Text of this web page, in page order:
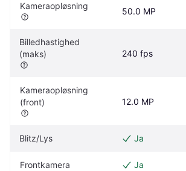
Kameraopløsning
50.0 MP
Billedhastighed
(maks)
240 fps
Kameraopløsning
(front)
12.0 MP
Blitz/Lys Ja
Frontkamera Ja